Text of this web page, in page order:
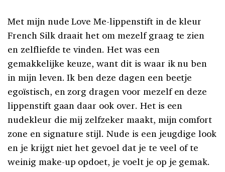
Met mijn nude Love Me-lippenstift in de kleur
French Silk draait het om mezelf graag te zien
en zelfliefde te vinden. Het was een
gemakkelijke keuze, want dit is waar ik nu ben
in mijn leven. Ik ben deze dagen een beetje
egoïstisch, en zorg dragen voor mezelf en deze
lippenstift gaan daar ook over. Het is een
nudekleur die mij zelfzeker maakt, mijn comfort
zone en signature stijl. Nude is een jeugdige look
en je krijgt niet het gevoel dat je te veel of te
weinig make-up opdoet, je voelt je op je gemak.